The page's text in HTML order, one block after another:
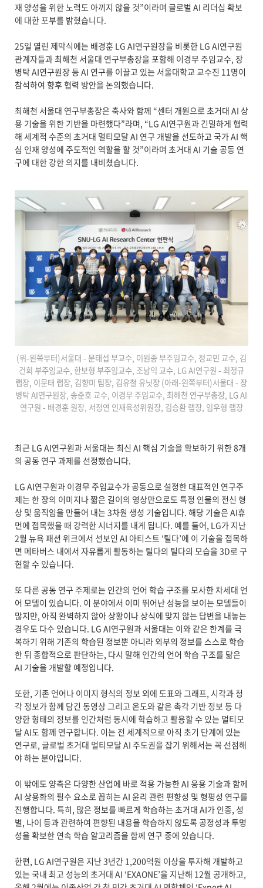
재 양성을 위한 노력도 아끼지 않을 것”이라며 글로벌 AI 리더십 확보
에 대한 포부를 밝혔습니다.
25일 열린 제막식에는 배경훈 LG AI연구원장을 비롯한 LG AI연구원
관계자들과 최해천 서울대 연구부총장을 포함해 이경무 주임교수, 장
병탁 AI연구원장 등 AI 연구를 이끌고 있는 서울대학교 교수진 11명이
참석하여 향후 협력 방안을 논의했습니다.
최해천 서울대 연구부총장은 축사와 함께 “센터 개원으로 초거대 AI 상
용 기술을 위한 기반을 마련했다”라며, “LG AI연구원과 긴밀하게 협력
해 세계적 수준의 초거대 멀티모달 AI 연구 개발을 선도하고 국가 AI 핵
심 인재 양성에 주도적인 역할을 할 것”이라며 초거대 AI 기술 공동 연
구에 대한 강한 의지를 내비쳤습니다.
(위-왼쪽부터)서울대 - 문태섭 부교수, 이원종 부주임교수, 정교민 교수, 김
건희 부주임교수, 한보형 부주임교수, 조남익 교수, LG AI연구원 - 최정규
랩장, 이문태 랩장, 김향미 팀장, 김유철 유닛장 (아래-왼쪽부터)서울대 - 장
병탁 AI연구원장, 송준호 교수, 이경무 주임교수, 최해천 연구부총장, LG AI
연구원 - 배경훈 원장, 서정연 인재육성위원장, 김승환 랩장, 임우형 랩장
최근 LG AI연구원과 서울대는 최신 AI 핵심 기술을 확보하기 위한 8개
의 공동 연구 과제를 선정했습니다.
LG AI연구원과 이경무 주임교수가 공동으로 설정한 대표적인 연구주
제는 한 장의 이미지나 짧은 길이의 영상만으로도 특정 인물의 전신 형
상 및 움직임을 만들어 내는 3차원 생성 기술입니다. 해당 기술은 AI휴
먼에 접목했을 때 강력한 시너지를 내게 됩니다. 예를 들어, LG가 지난
2월 뉴욕 패션 위크에서 선보인 AI 아티스트 ‘틸다’에 이 기술을 접목하
면 메타버스 내에서 자유롭게 활동하는 틸다의 틸다의 모습을 3D로 구
현할 수 있습니다.
또 다른 공동 연구 주제로는 인간의 언어 학습 구조를 모사한 차세대 언
어 모델이 있습니다. 이 분야에서 이미 뛰어난 성능을 보이는 모델들이
많지만, 아직 완벽하지 않아 상황이나 상식에 맞지 않는 답변을 내놓는
경우도 다수 있습니다. LG AI연구원과 서울대는 이와 같은 한계를 극
복하기 위해 기존의 학습된 정보뿐 아니라 외부의 정보를 스스로 학습
한 뒤 종합적으로 판단하는, 다시 말해 인간의 언어 학습 구조를 닮은
AI 기술을 개발할 예정입니다.
또한, 기존 언어나 이미지 형식의 정보 외에 도표와 그래프, 시각과 청
각 정보가 함께 담긴 동영상 그리고 온도와 같은 촉각 기반 정보 등 다
양한 형태의 정보를 인간처럼 동시에 학습하고 활용할 수 있는 멀티모
달 AI도 함께 연구합니다. 이는 전 세계적으로 아직 초기 단계에 있는
연구로, 글로벌 초거대 멀티모달 AI 주도권을 잡기 위해서는 꼭 선점해
야 하는 분야입니다.
이 밖에도 양측은 다양한 산업에 바로 적용 가능한 AI 응용 기술과 함께
AI 상용화의 필수 요소로 꼽히는 AI 윤리 관련 편향성 및 형평성 연구를
진행합니다. 특히, 많은 정보를 빠르게 학습하는 초거대 AI가 인종, 성
별, 나이 등과 관련하여 편향된 내용을 학습하지 않도록 공정성과 투명
성을 확보한 연속 학습 알고리즘을 함께 연구 중에 있습니다.
한편, LG AI연구원은 지난 3년간 1,200억원 이상을 투자해 개발하고
있는 국내 최고 성능의 초거대 AI ‘EXAONE’을 지난해 12월 공개하고,